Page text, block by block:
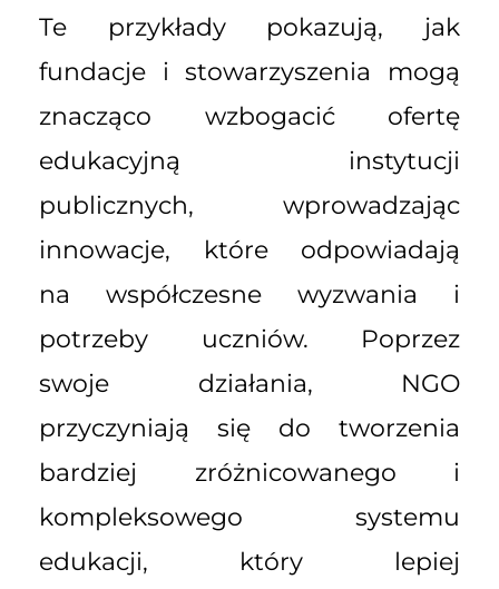
Te przykłady pokazują, jak
fundacje i stowarzyszenia mogą
znacząco wzbogacić ofertę
edukacyjną instytucji
publicznych, wprowadzając
innowacje, które odpowiadają
na współczesne wyzwania i
potrzeby uczniów. Poprzez
swoje działania, NGO
przyczyniają się do tworzenia
bardziej zróżnicowanego i
kompleksowego systemu
edukacji, który lepiej